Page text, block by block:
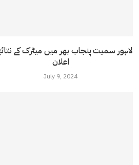
لاہور سمیت پنجاب بھر میں میٹرک کے
اعلان
July 9, 2024